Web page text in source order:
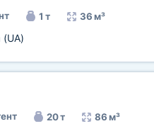
1 т 36 м³
(UA)
20 т 86 м³